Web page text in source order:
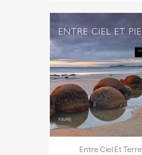
Entre Ciel Et Terre